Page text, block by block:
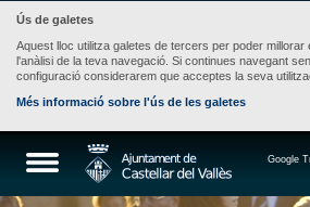
Ús de galetes
Aquest lloc utilitza galetes de tercers per poder
l'anàlisi de la teva navegació. Si continues navegant
configuració considerarem que acceptes la seva
Més informació sobre l'ús de les galetes
Google